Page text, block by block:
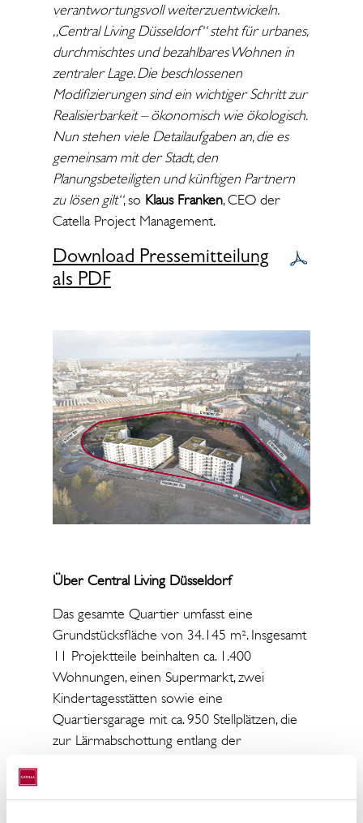
verantwortungsvoll weiterzuentwickeln.
„Central Living Düsseldorf“ steht für urbanes,
durchmischtes und bezahlbares Wohnen in
zentraler Lage. Die beschlossenen
Modifizierungen sind ein wichtiger Schritt zur
Realisierbarkeit – ökonomisch wie ökologisch.
Nun stehen viele Detailaufgaben an, die es
gemeinsam mit der Stadt, den
Planungsbeteiligten und künftigen Partnern
zu lösen gilt“, so Klaus Franken, CEO der
Catella Project Management.
Download Pressemitteilung
als PDF
Über Central Living Düsseldorf
Das gesamte Quartier umfasst eine
Grundstücksfläche von 34.145 m². Insgesamt
11 Projektteile beinhalten ca. 1.400
Wohnungen, einen Supermarkt, zwei
Kindertagesstätten sowie eine
Quartiersgarage mit ca. 950 Stellplätzen, die
zur Lärmabschottung entlang der
Bebauung entlang der Erkrather Straße